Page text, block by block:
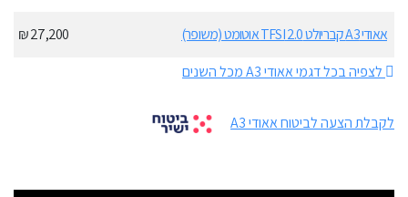
אאודי A3 קבריולט 2.0 TFSI אוטומט (משופר)
27,200 ₪
לצפיה בכל דגמי אאודי A3 מכל השנים
לקבלת הצעה לביטוח אאודי A3